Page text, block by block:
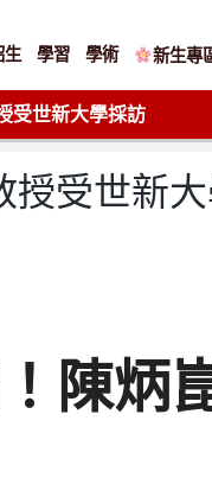
生 學習 學術 新生專
受世新大學採訪
授受世新
陳炳